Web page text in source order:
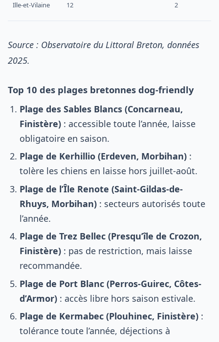
Ille-et-Vilaine 12 2
Source : Observatoire du Littoral Breton, données
2025.
Top 10 des plages bretonnes dog-friendly
Plage des Sables Blancs (Concarneau,
Finistère) : accessible toute l’année, laisse
obligatoire en saison.
Plage de Kerhillio (Erdeven, Morbihan) :
tolère les chiens en laisse hors juillet-août.
Plage de l’Île Renote (Saint-Gildas-de-
Rhuys, Morbihan) : secteurs autorisés toute
l’année.
Plage de Trez Bellec (Presqu’île de Crozon,
Finistère) : pas de restriction, mais laisse
recommandée.
Plage de Port Blanc (Perros-Guirec, Côtes-
d’Armor) : accès libre hors saison estivale.
Plage de Kermabec (Plouhinec, Finistère) :
tolérance toute l’année, déjections à